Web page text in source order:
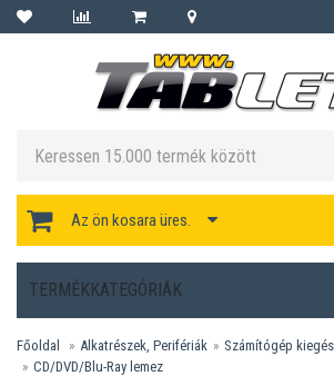
Az ön kosara üres.
TERMÉKKATEGÓRIÁK
Főoldal Alkatrészek, Perifériák
Számítógép
CD/DVD/Blu-Ray lemez